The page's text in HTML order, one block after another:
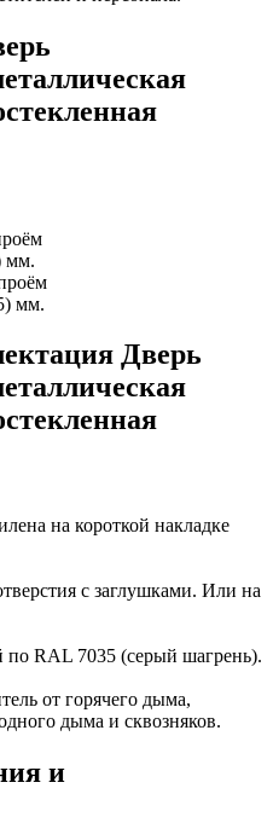
мм.
мм.
Дверь
на короткой накладке
с заглушками. Или на
RAL 7035 (серый шагрень).
от горячего дыма,
дыма и сквозняков.
и